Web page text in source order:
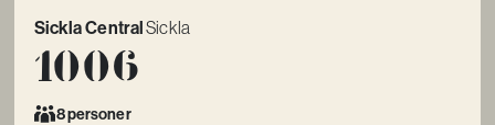
Sickla CentralSickla
1006
8 personer